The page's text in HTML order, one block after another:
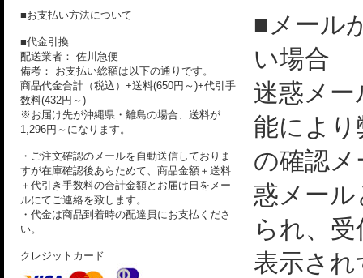
■お支払い方法について
■代金引換
配送業者： 佐川急便
備考： お支払い総額は以下の通りです。
商品代金合計（税込）+送料(650円～)+代引手
数料(432円～)
※お届け先が沖縄県・離島の場合、送料が
1,296円～になります。
・ご注文確認のメールを自動送信しておりま
すが在庫確認後あらためて、商品金額＋送料
＋代引き手数料の合計金額とお届け日をメー
ルにてご連絡を致します。
・代金は商品到着時の配達員にお支払くださ
い。
クレジットカード
■メール
い場合
迷惑メー
能によ
の確認
惑メー
られ、
表示さ